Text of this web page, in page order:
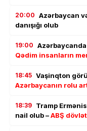
20:00 Azərbaycan
danışığı olub
19:00
Qədim insanların
18:45 Vaşinqton
Azərbaycanın rolu
18:39 Tramp
nail olub –ABŞ